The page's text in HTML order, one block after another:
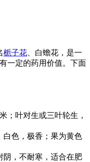
栀子花 、白蟾花，是一
一定的药用价值。下面
；叶对生或三叶轮生，
白色，极香；果为黄色
阴，不耐寒，适合在肥